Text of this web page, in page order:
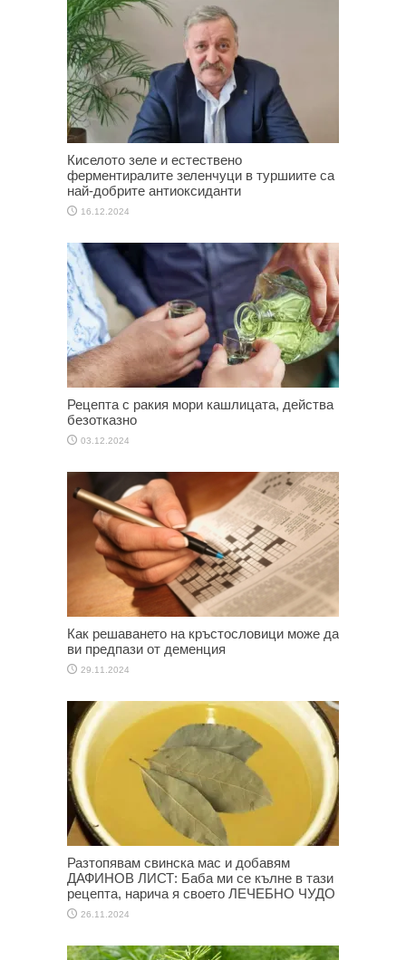
Киселото зеле и естествено
ферментиралите зеленчуци в туршиите са
най-добрите антиоксиданти
16.12.2024
Рецепта с ракия мори кашлицата, действа
безотказно
03.12.2024
Как решаването на кръстословици може да
ви предпази от деменция
29.11.2024
Разтопявам свинска мас и добавям
ДАФИНОВ ЛИСТ: Баба ми се кълне в тази
рецепта, нарича я своето ЛЕЧЕБНО ЧУДО
26.11.2024